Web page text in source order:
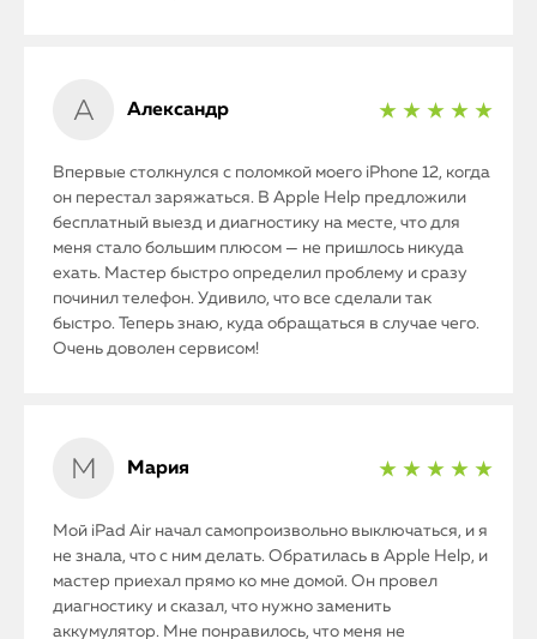
Александр ★ ★ ★ ★ ★
Впервые столкнулся с поломкой моего iPhone 12, когда
он перестал заряжаться. В Apple Help предложили
бесплатный выезд и диагностику на месте, что для
меня стало большим плюсом — не пришлось никуда
ехать. Мастер быстро определил проблему и сразу
починил телефон. Удивило, что все сделали так
быстро. Теперь знаю, куда обращаться в случае чего.
Очень доволен сервисом!
Мария ★ ★ ★ ★ ★
Мой iPad Air начал самопроизвольно выключаться, и я
не знала, что с ним делать. Обратилась в Apple Help, и
мастер приехал прямо ко мне домой. Он провел
диагностику и сказал, что нужно заменить
аккумулятор. Мне понравилось, что меня не